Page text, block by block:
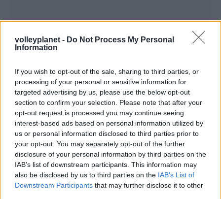
volleyplanet - Do Not Process My Personal
Information
If you wish to opt-out of the sale, sharing to third parties, or
processing of your personal or sensitive information for
targeted advertising by us, please use the below opt-out
section to confirm your selection. Please note that after your
opt-out request is processed you may continue seeing
interest-based ads based on personal information utilized by
us or personal information disclosed to third parties prior to
your opt-out. You may separately opt-out of the further
disclosure of your personal information by third parties on the
IAB’s list of downstream participants. This information may
also be disclosed by us to third parties on the IAB’s List of
Downstream Participants that may further disclose it to other